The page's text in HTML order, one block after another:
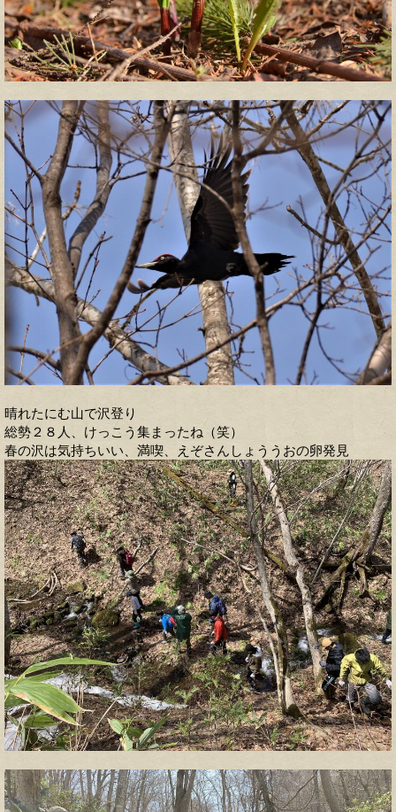
晴れたにむ山で沢登り
総勢２８人、けっこう集まったね（笑）
春の沢は気持ちいい、満喫、えぞさんしょううおの卵発見